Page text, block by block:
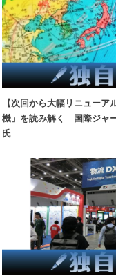
【次回から大幅リニュー
機」を読み解く 国際ジャ
氏